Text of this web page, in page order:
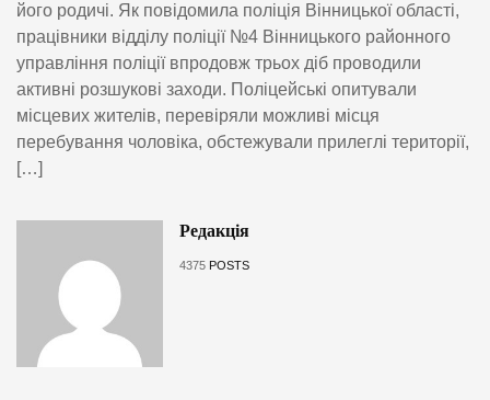
його родичі. Як повідомила поліція Вінницької області,
працівники відділу поліції №4 Вінницького районного
управління поліції впродовж трьох діб проводили
активні розшукові заходи. Поліцейські опитували
місцевих жителів, перевіряли можливі місця
перебування чоловіка, обстежували прилеглі території,
[…]
Редакція
4375 POSTS